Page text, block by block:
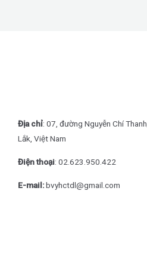
Địa chỉ: 07, đường Nguyễn Chí
Lắk, Việt Nam
Điện thoại: 02.623.950.422
E-mail:bvyhctdl@gmail.com